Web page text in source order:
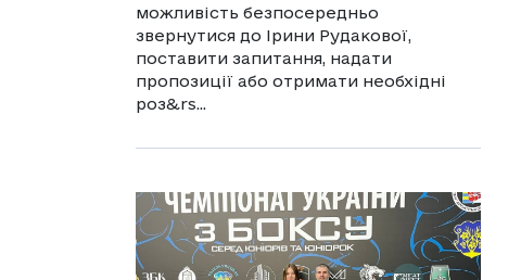
можливість безпосередньо
звернутися до Ірини Рудакової,
поставити запитання, надати
пропозиції або отримати необхідні
роз&rs...